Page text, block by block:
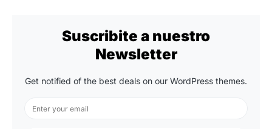
Suscribite a nuestro
Newsletter
Get notified of the best deals on our WordPress themes.